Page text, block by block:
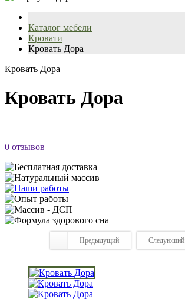
Каталог мебели
Кровати
Кровать Дора
Кровать Дора
Кровать Дора
0 отзывов
Предыдущий Следующий